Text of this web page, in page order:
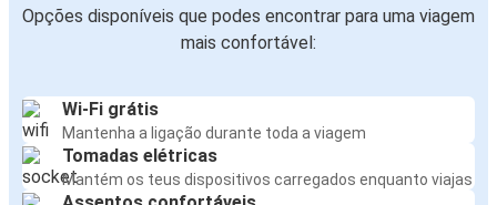
Opções disponíveis que podes encontrar para uma viagem
mais confortável:
Wi-Fi grátis
Mantenha a ligação durante toda a viagem
Tomadas elétricas
Mantém os teus dispositivos carregados enquanto viajas